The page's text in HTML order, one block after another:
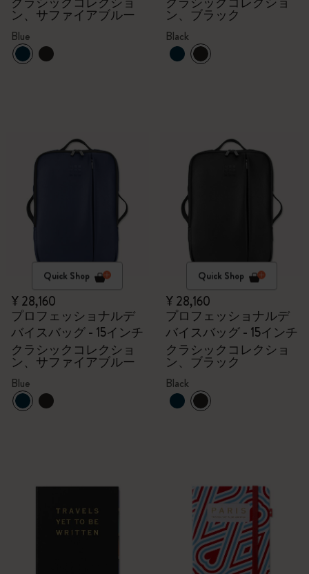
ン、サファイアブルー
Blue
ン、ブラック
Black
Quick Shop
¥ 28,160
プロフェッショナルデ
バイスバッグ - 15インチ
クラシックコレクショ
ン、サファイアブルー
Blue
Quick Shop
¥ 28,160
プロフェッショナルデ
バイスバッグ - 15インチ
クラシックコレクショ
ン、ブラック
Black